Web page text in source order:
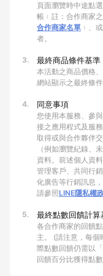
頁面瀏覽時中途點
帳﹙註：合作商家
合作商家名單 ﹚、
者。
3. 最終商品條件基準
本活動之商品價格
網站顯示之最終條
4. 同意事項
您使用本服務、參
接之應用程式及服
取得或與合作夥伴
（例如瀏覽紀錄、
資料。前述個人資
管理客戶、共同行
化廣告等行銷訊息
請參照LINE隱私權
5. 最終點數回饋計算
各合作商家的回饋
主。 (請注意，每
際點數回饋仍需以
回饋百分比獲得點數